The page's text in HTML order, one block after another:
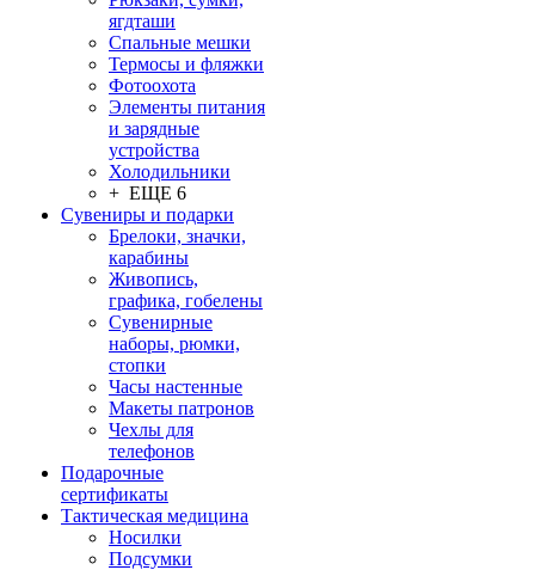
ягдташи
Спальные мешки
Термосы и фляжки
Фотоохота
Элементы питания
и зарядные
устройства
Холодильники
+ ЕЩЕ 6
Сувениры и подарки
Брелоки, значки,
карабины
Живопись,
графика, гобелены
Сувенирные
наборы, рюмки,
стопки
Часы настенные
Макеты патронов
Чехлы для
телефонов
Подарочные
сертификаты
Тактическая медицина
Носилки
Подсумки